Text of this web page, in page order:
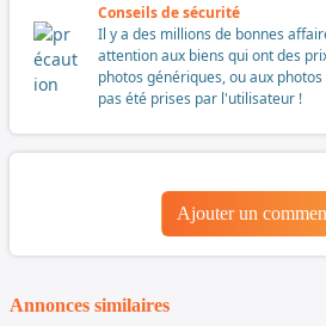
Conseils de sécurité
Il y a des millions de bonnes
attention aux biens qui ont des
photos génériques, ou aux
pas été prises par l'utilisateur !
Ajouter un
Annonces similaires